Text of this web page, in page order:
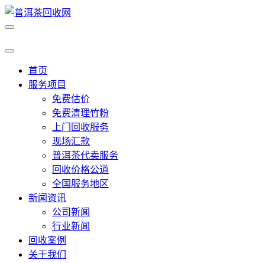
首页
服务项目
免费估价
免费清理竹粉
上门回收服务
现场汇款
普洱茶代卖服务
回收价格公道
全国服务地区
新闻资讯
公司新闻
行业新闻
回收案例
关于我们